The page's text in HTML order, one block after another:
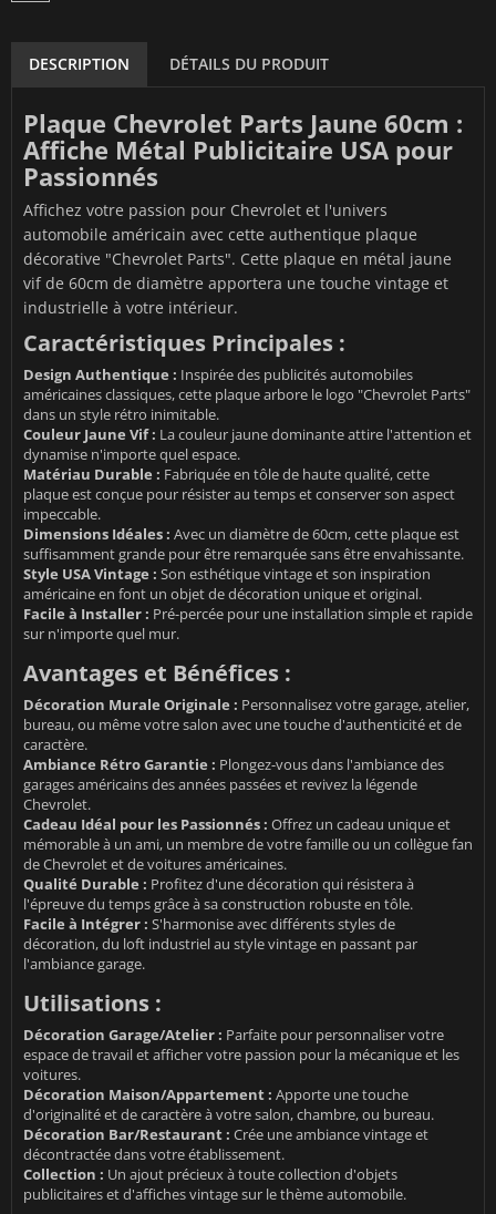
DESCRIPTION DÉTAILS DU PRODUIT
Plaque Chevrolet Parts Jaune 60cm :
Affiche Métal Publicitaire USA pour
Passionnés
Affichez votre passion pour Chevrolet et l'univers
automobile américain avec cette authentique plaque
décorative "Chevrolet Parts". Cette plaque en métal jaune
vif de 60cm de diamètre apportera une touche vintage et
industrielle à votre intérieur.
Caractéristiques Principales :
Design Authentique : Inspirée des publicités automobiles
américaines classiques, cette plaque arbore le logo "Chevrolet Parts"
dans un style rétro inimitable.
Couleur Jaune Vif : La couleur jaune dominante attire l'attention et
dynamise n'importe quel espace.
Matériau Durable : Fabriquée en tôle de haute qualité, cette
plaque est conçue pour résister au temps et conserver son aspect
impeccable.
Dimensions Idéales : Avec un diamètre de 60cm, cette plaque est
suffisamment grande pour être remarquée sans être envahissante.
Style USA Vintage : Son esthétique vintage et son inspiration
américaine en font un objet de décoration unique et original.
Facile à Installer : Pré-percée pour une installation simple et rapide
sur n'importe quel mur.
Avantages et Bénéfices :
Décoration Murale Originale : Personnalisez votre garage, atelier,
bureau, ou même votre salon avec une touche d'authenticité et de
caractère.
Ambiance Rétro Garantie : Plongez-vous dans l'ambiance des
garages américains des années passées et revivez la légende
Chevrolet.
Cadeau Idéal pour les Passionnés : Offrez un cadeau unique et
mémorable à un ami, un membre de votre famille ou un collègue fan
de Chevrolet et de voitures américaines.
Qualité Durable : Profitez d'une décoration qui résistera à
l'épreuve du temps grâce à sa construction robuste en tôle.
Facile à Intégrer : S'harmonise avec différents styles de
décoration, du loft industriel au style vintage en passant par
l'ambiance garage.
Utilisations :
Décoration Garage/Atelier : Parfaite pour personnaliser votre
espace de travail et afficher votre passion pour la mécanique et les
voitures.
Décoration Maison/Appartement : Apporte une touche
d'originalité et de caractère à votre salon, chambre, ou bureau.
Décoration Bar/Restaurant : Crée une ambiance vintage et
décontractée dans votre établissement.
Collection : Un ajout précieux à toute collection d'objets
publicitaires et d'affiches vintage sur le thème automobile.